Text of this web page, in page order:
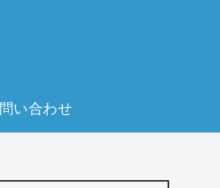
問い合わせ